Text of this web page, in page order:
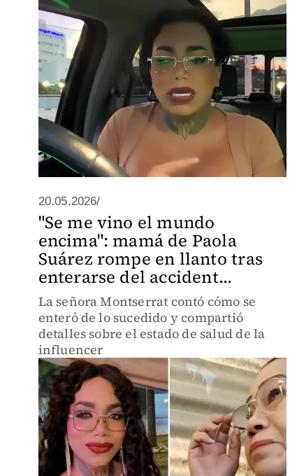
20.05.2026/
"Se me vino el mundo
encima": mamá de Paola
Suárez rompe en llanto tras
enterarse del accident...
La señora Montserrat contó cómo se
enteró de lo sucedido y compartió
detalles sobre el estado de salud de la
influencer